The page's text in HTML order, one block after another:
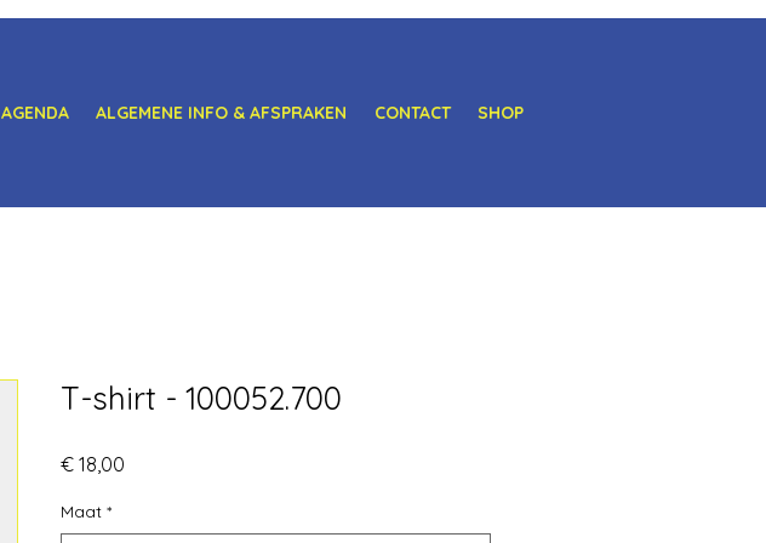
AGENDA ALGEMENE INFO & AFSPRAKEN CONTACT SHOP
T-shirt - 100052.700
€ 18,00
Maat *